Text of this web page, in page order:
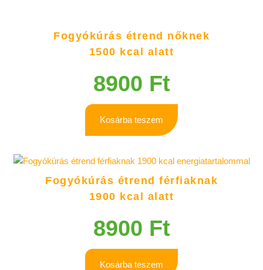
Fogyókúrás étrend nőknek
1500 kcal alatt
8900 Ft
Kosárba teszem
Fogyókúrás étrend férfiaknak
1900 kcal alatt
8900 Ft
Kosárba teszem